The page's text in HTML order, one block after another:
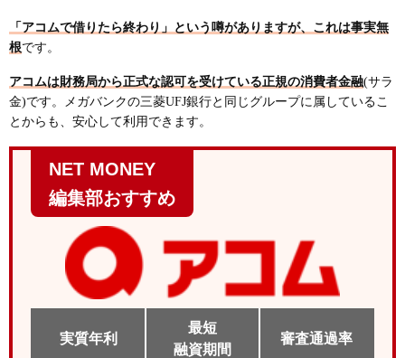
「アコムで借りたら終わり」という噂がありますが、これは事実無
根です。
アコムは財務局から正式な認可を受けている正規の消費者金融(サラ
金)です。メガバンクの三菱UFJ銀行と同じグループに属しているこ
とからも、安心して利用できます。
NET MONEY
編集部おすすめ
実質年利
最短
融資期間
審査通過率